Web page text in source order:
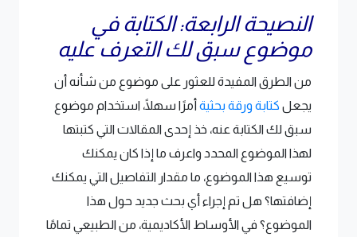
النصيحة الرابعة: الكتابة في
موضوع سبق لك التعرف عليه
من الطرق المفيدة للعثور على موضوع من شأنه أن
يجعل كتابة ورقة بحثية أمرًا سهلًا، استخدام موضوع
سبق لك الكتابة عنه، خذ إحدى المقالات التي كتبتها
لهذا الموضوع المحدد واعرف ما إذا كان يمكنك
توسيع هذا الموضوع، ما مقدار التفاصيل التي يمكنك
إضافتها؟ هل تم إجراء أي بحث جديد حول هذا
الموضوع؟ في الأوساط الأكاديمية، من الطبيعي تمامًا